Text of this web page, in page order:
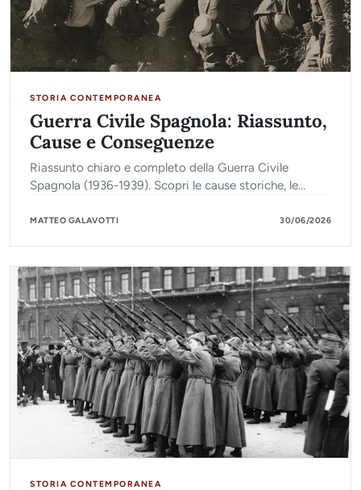
STORIA CONTEMPORANEA
Guerra Civile Spagnola: Riassunto,
Cause e Conseguenze
Riassunto chiaro e completo della Guerra Civile
Spagnola (1936-1939). Scopri le cause storiche, le
MATTEO GALAVOTTI 30/06/2026
STORIA CONTEMPORANEA